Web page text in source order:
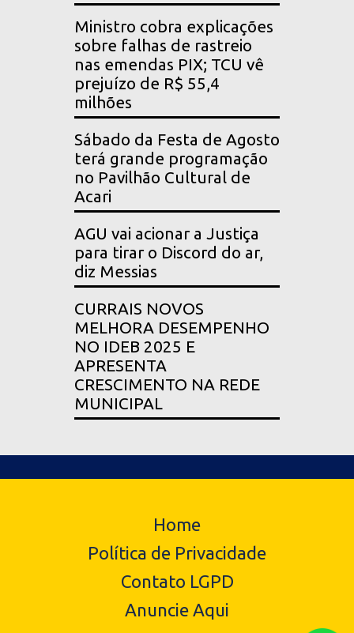
Ministro cobra explicações
sobre falhas de rastreio
nas emendas PIX; TCU vê
prejuízo de R$ 55,4
milhões
Sábado da Festa de Agosto
terá grande programação
no Pavilhão Cultural de
Acari
AGU vai acionar a Justiça
para tirar o Discord do ar,
diz Messias
CURRAIS NOVOS
MELHORA DESEMPENHO
NO IDEB 2025 E
APRESENTA
CRESCIMENTO NA REDE
MUNICIPAL
Home
Política de Privacidade
Contato LGPD
Anuncie Aqui